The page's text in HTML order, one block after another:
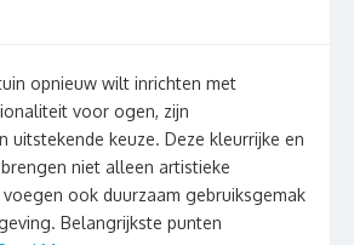
opnieuw wilt inrichten met
voor ogen, zijn
uitstekende keuze. Deze kleurrijke en
niet alleen artistieke
ook duurzaam gebruiksgemak
Belangrijkste punten